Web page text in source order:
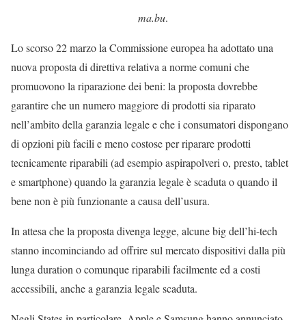
ma.bu.
Lo scorso 22 marzo la Commissione europea ha adottato una
nuova proposta di direttiva relativa a norme comuni che
promuovono la riparazione dei beni: la proposta dovrebbe
garantire che un numero maggiore di prodotti sia riparato
nell’ambito della garanzia legale e che i consumatori dispongano
di opzioni più facili e meno costose per riparare prodotti
tecnicamente riparabili (ad esempio aspirapolveri o, presto, tablet
e smartphone) quando la garanzia legale è scaduta o quando il
bene non è più funzionante a causa dell’usura.
In attesa che la proposta divenga legge, alcune big dell’hi-tech
stanno incominciando ad offrire sul mercato dispositivi dalla più
lunga duration o comunque riparabili facilmente ed a costi
accessibili, anche a garanzia legale scaduta.